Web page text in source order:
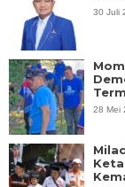
30 Juli
28 Mei